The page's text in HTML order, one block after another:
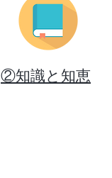
​②知識と知恵